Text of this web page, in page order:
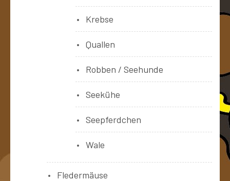
Krebse
Quallen
Robben / Seehunde
Seekühe
Seepferdchen
Wale
Fledermäuse